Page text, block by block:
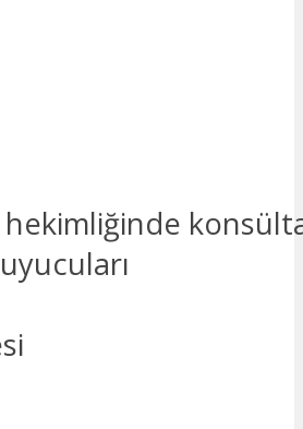
hekimliğinde